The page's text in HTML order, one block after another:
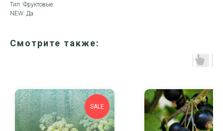
Тип: Фруктовые
NEW: Да
Смотрите также:
SALE